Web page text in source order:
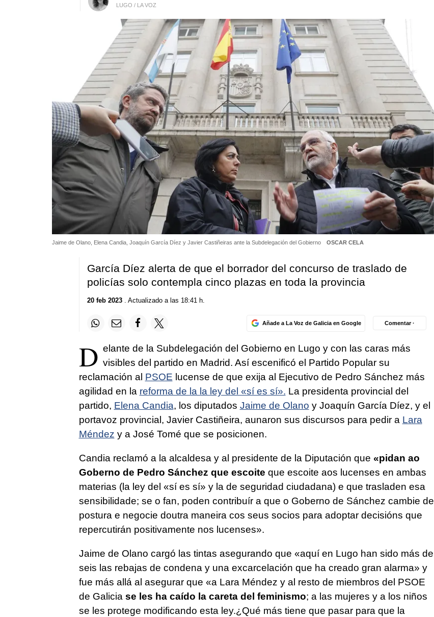
LUGO / LA VOZ
Jaime de Olano, Elena Candia, Joaquín García Díez y Javier Castiñeiras ante la Subdelegación del Gobierno OSCAR CELA
García Díez alerta de que el borrador del concurso de traslado de
policías solo contempla cinco plazas en toda la provincia
20 feb 2023. Actualizado a las 18:41 h.
Añade a La Voz de Galicia en Google Comentar ·
D elante de la Subdelegación del Gobierno en Lugo y con las caras más
visibles del partido en Madrid. Así escenificó el Partido Popular su
reclamación al PSOE lucense de que exija al Ejecutivo de Pedro Sánchez más
agilidad en la reforma de la la ley del «sí es sí». La presidenta provincial del
partido, Elena Candia, los diputados Jaime de Olano y Joaquín García Díez, y el
portavoz provincial, Javier Castiñeira, aunaron sus discursos para pedir a Lara
Méndez y a José Tomé que se posicionen.
Candia reclamó a la alcaldesa y al presidente de la Diputación que «pidan ao
Goberno de Pedro Sánchez que escoite que escoite aos lucenses en ambas
materias (la ley del «sí es sí» y la de seguridad ciudadana) e que trasladen esa
sensibilidade; se o fan, poden contribuír a que o Goberno de Sánchez cambie de
postura e negocie doutra maneira cos seus socios para adoptar decisións que
repercutirán positivamente nos lucenses».
Jaime de Olano cargó las tintas asegurando que «aquí en Lugo han sido más de
seis las rebajas de condena y una excarcelación que ha creado gran alarma» y
fue más allá al asegurar que «a Lara Méndez y al resto de miembros del PSOE
de Galicia se les ha caído la careta del feminismo; a las mujeres y a los niños
se les protege modificando esta ley.¿Qué más tiene que pasar para que la